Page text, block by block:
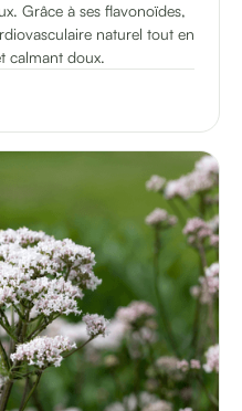
Grâce à ses flavonoïdes,
naturel tout en
calmant doux.